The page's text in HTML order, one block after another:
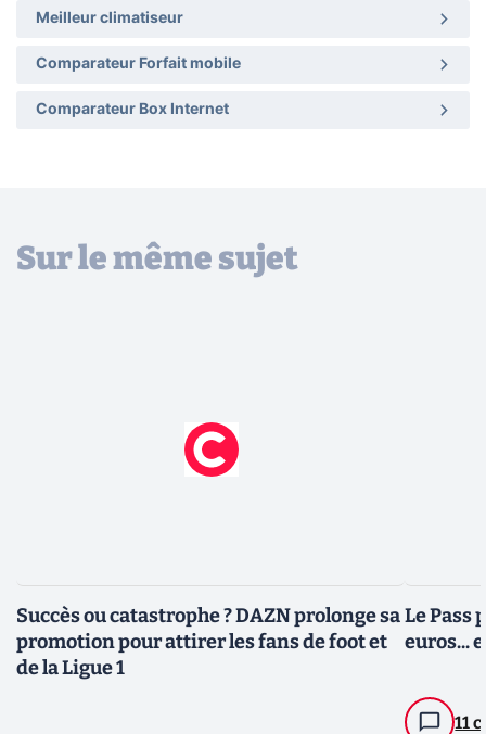
Meilleur climatiseur
Comparateur Forfait mobile
Comparateur Box Internet
Sur le même sujet
Succès ou catastrophe ? DAZN prolonge sa
promotion pour attirer les fans de foot et
de la Ligue 1
Le Pass
euros...
11